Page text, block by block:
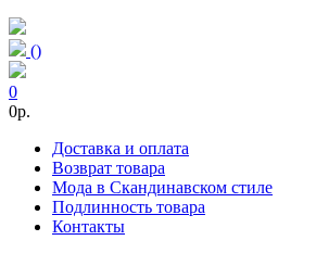
()
0
0p.
Доставка и оплата
Возврат товара
Мода в Скандинавском стиле
Подлинность товара
Контакты